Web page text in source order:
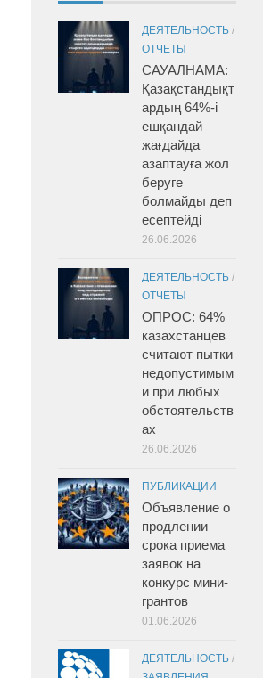
ДЕЯТЕЛЬНОСТЬ /
ОТЧЕТЫ
САУАЛНАМА:
Қазақстандықт
ардың 64%-і
ешқандай
жағдайда
азаптауға жол
беруге
болмайды деп
есептейді
26.06.2026
ДЕЯТЕЛЬНОСТЬ /
ОТЧЕТЫ
ОПРОС: 64%
казахстанцев
считают пытки
недопустимым
и при любых
обстоятельств
ах
26.06.2026
ПУБЛИКАЦИИ
Объявление о
продлении
срока приема
заявок на
конкурс мини-
грантов
01.06.2026
ДЕЯТЕЛЬНОСТЬ /